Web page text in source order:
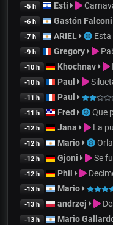
-5 h Esti
-6 h Gastón Falconi
-7 h ARIEL Esta
-9 h Gregory
-10 h Khochnav
-10 h Paul
-11 h Paul
-11 h Fred Que
-12 h Jana La
-12 h Mario
-12 h Gjoni Se
-12 h Phil
-13 h Mario
-13 h andrzej
-13 h Mario